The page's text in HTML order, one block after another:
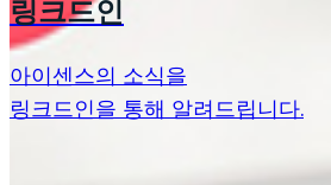
링크드인
아이센스의 소식을
링크드인을 통해 알려드립니다.